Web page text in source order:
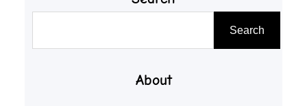
Search
About